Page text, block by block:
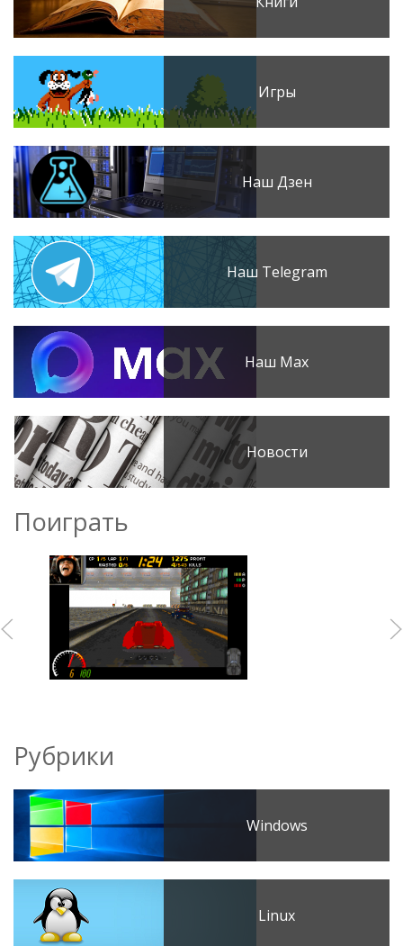
Игры
Наш Дзен
Наш Telegram
Наш Max
Новости
Поиграть
Рубрики
Windows
Linux